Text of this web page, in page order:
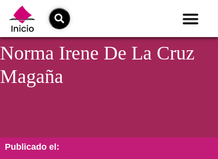
Norma Irene De La Cruz
Magaña
Publicado el: